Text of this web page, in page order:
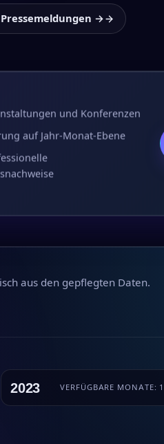
→
und Konferenzen
auf Jahr-Monat-Ebene
aus den gepflegten Daten.
2023 VERFÜGBARE MONATE: 1